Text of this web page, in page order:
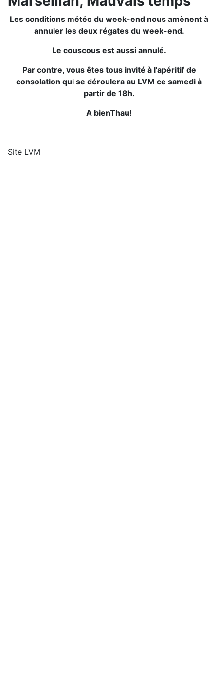
Les conditions météo du week-end nous amènent à
annuler les deux régates du week-end.
Le couscous est aussi annulé.
Par contre, vous êtes tous invité à l'apéritif de
consolation qui se déroulera au LVM ce samedi à
partir de 18h.
A bienThau!
Site LVM